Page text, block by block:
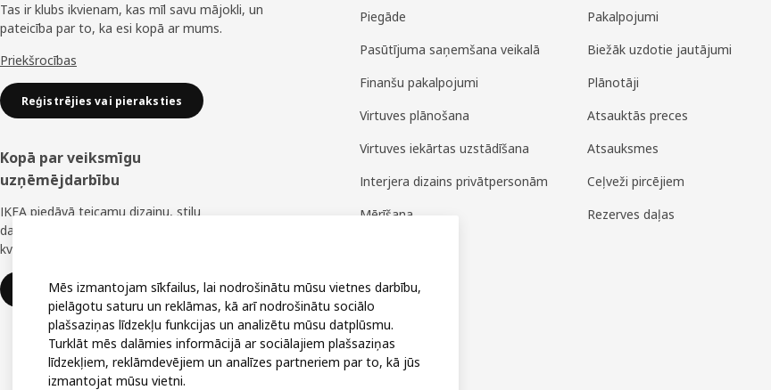
Tas ir klubs ikvienam, kas mīl savu mājokli, un
pateicība par to, ka esi kopā ar mums.
Priekšrocības
Reģistrējies vai pieraksties
Kopā par veiksmīgu
uzņēmējdarbību
IKEA piedāvā teicamu dizainu, stilu
daudzveidību, lielisku cenu un uzticamu
kvalitāti.
IKEA uzņēmumiem
Piegāde
Pasūtījuma saņemšana veikalā
Finanšu pakalpojumi
Virtuves plānošana
Virtuves iekārtas uzstādīšana
Interjera dizains privātpersonām
Mērīšana
Pakalpojumi
Biežāk uzdotie jautājumi
Plānotāji
Atsauktās preces
Atsauksmes
Ceļveži pircējiem
Rezerves daļas
Mēs izmantojam sīkfailus, lai nodrošinātu mūsu vietnes darbību,
pielāgotu saturu un reklāmas, kā arī nodrošinātu sociālo
plašsaziņas līdzekļu funkcijas un analizētu mūsu datplūsmu.
Turklāt mēs dalāmies informācijā ar sociālajiem plašsaziņas
līdzekļiem, reklāmdevējiem un analīzes partneriem par to, kā jūs
izmantojat mūsu vietni.